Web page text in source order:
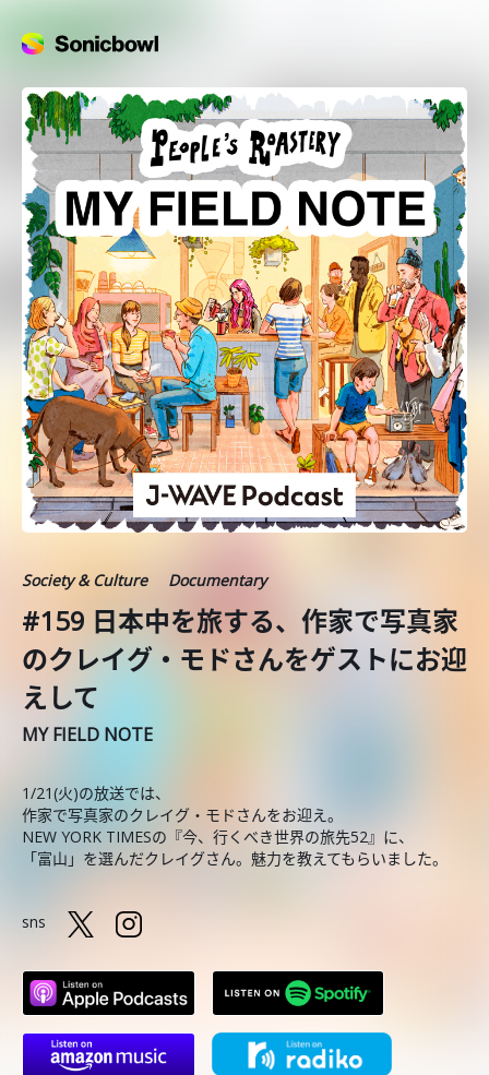
Society & Culture Documentary
#159 日本中を旅する、作家で写真家
のクレイグ・モドさんをゲストにお迎
えして
MY FIELD NOTE
1/21(火)の放送では、
作家で写真家のクレイグ・モドさんをお迎え。
NEW YORK TIMESの『今、行くべき世界の旅先52』に、
「富山」を選んだクレイグさん。魅力を教えてもらいました。
sns